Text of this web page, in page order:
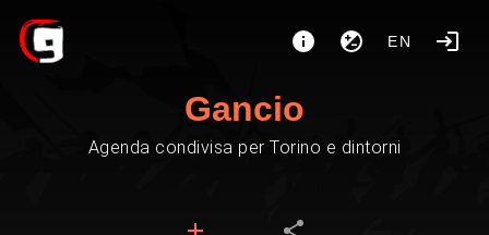
EN
Gancio
Agenda condivisa per Torino e dintorni